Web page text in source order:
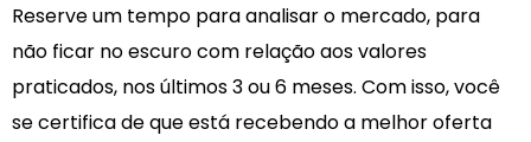
Reserve um tempo para analisar o mercado, para
não ficar no escuro com relação aos valores
praticados, nos últimos 3 ou 6 meses. Com isso, você
se certifica de que está recebendo a melhor oferta